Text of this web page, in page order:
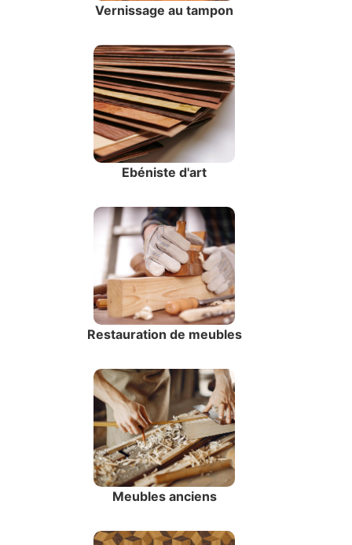
Vernissage au tampon
Ebéniste d'art
Restauration de meubles
Meubles anciens